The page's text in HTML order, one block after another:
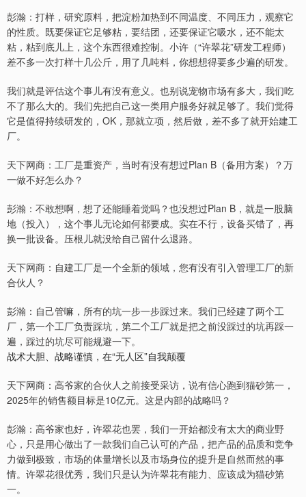
彭瀚：打样，研究原料，把淀粉加热到不同温度、不同压力，观察它
的性质。既要保证它足够粘，要结团，还要保证它吸水，还不能太
粘，粘到底儿上，这个东西很难控制。小许（“许翠花”研发工程师）
差不多一次打样十几公斤，用了几吨料，你想想得要多少遍的研发。
我们就是评估这个事儿有没有意义。也别说宠物市场有多大，我们吃
不了那么大的。我们先把自己这一类用户服务好就足够了。我们觉得
它是值得持续研发的，OK，那就立项，然后做，差不多了就开始建工
厂。
天下网商：工厂是重资产，当时有没有想过Plan B（备用方案）？万
一做不好怎么办？
彭瀚：不敢想啊，想了还能睡着觉吗？也没想过Plan B，就是一股脑
地（投入），这个事儿无论如何都要成。实在不行，设备买错了，再
换一批设备。压根儿就没给自己留什么退路。
天下网商：自建工厂是一个全新的领域，您有没有引入管理工厂的新
合伙人？
彭瀚：自己管嘛，所有的坑一步一步踩过来。我们已经建了两个工
厂，第一个工厂负责踩坑，第二个工厂就是把之前没踩过的坑再踩一
遍，踩过的坑尽可能规避一下。
战术大胆、战略谨慎，在“无人区”自我颠覆
天下网商：高爷家的合伙人之前接受采访，说有信心跑到猫砂第一，
2025年的销售额目标是10亿元。这是内部的战略吗？
彭瀚：高爷家也好，许翠花也罢，我们一开始都没有太大的商业野
心，只是用心做出了一款我们自己认可的产品，把产品的品质和竞争
力做到极致，市场的体量增长以及市场身位的提升是自然而然的事
情。许翠花很优秀，我们只是认为许翠花有能力、应该成为猫砂第
一。